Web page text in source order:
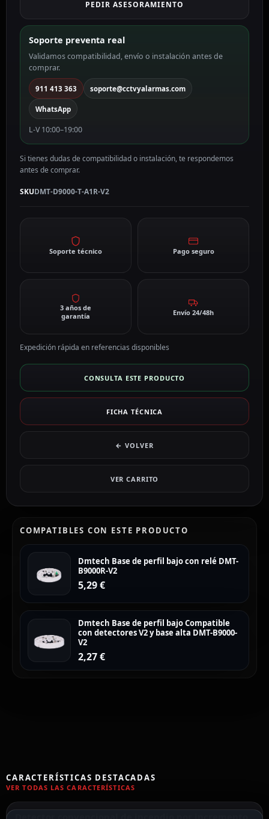
D9000-
T-
A1R-
V2
cantidad
PEDIR ASESORAMIENTO
Soporte preventa real
Validamos compatibilidad, envío o instalación antes de
comprar.
911 413 363 soporte@cctvyalarmas.com
WhatsApp
L-V 10:00–19:00
Si tienes dudas de compatibilidad o instalación, te respondemos
antes de comprar.
SKUDMT-D9000-T-A1R-V2
Soporte técnico Pago seguro
3 años de
garantía
Envío 24/48h
Expedición rápida en referencias disponibles
CONSULTA ESTE PRODUCTO
FICHA TÉCNICA
← VOLVER
VER CARRITO
COMPATIBLES CON ESTE PRODUCTO
Dmtech Base de perfil bajo con relé DMT-
B9000R-V2
5,29€
Dmtech Base de perfil bajo Compatible
con detectores V2 y base alta DMT-B9000-
V2
2,27€
CARACTERÍSTICAS DESTACADAS
VER TODAS LAS CARACTERÍSTICAS